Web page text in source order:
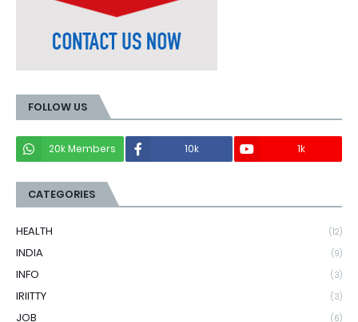
FOLLOW US
20k Members 10k 1k
CATEGORIES
HEALTH (12)
INDIA (9)
INFO (3)
IRIITTY (3)
JOB (6)